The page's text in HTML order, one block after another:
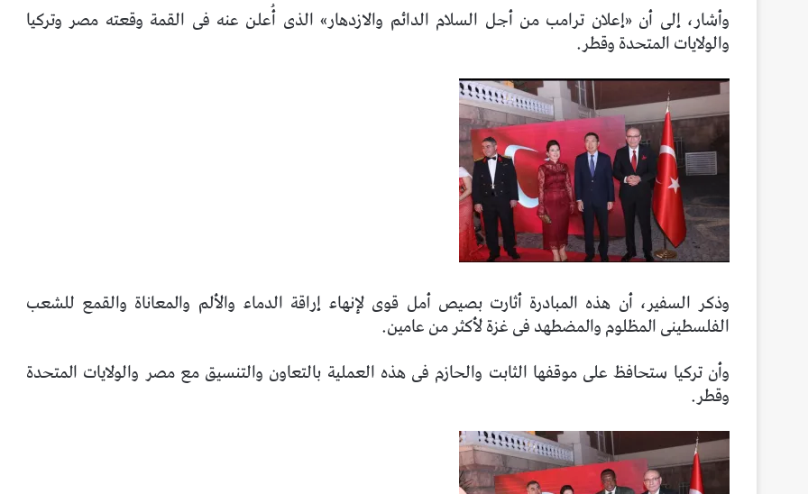
وأشار، إلى أن «إعلان ترامب من أجل السلام الدائم والازدهار» الذى أُعلن عنه فى القمة وقعته مصر وتركيا
والولايات المتحدة وقطر.
وذكر السفير، أن هذه المبادرة أثارت بصيص أمل قوى لإنهاء إراقة الدماء والألم والمعاناة والقمع للشعب
الفلسطينى المظلوم والمضطهد فى غزة لأكثر من عامين.
وأن تركيا ستحافظ على موقفها الثابت والحازم فى هذه العملية بالتعاون والتنسيق مع مصر والولايات المتحدة
وقطر.